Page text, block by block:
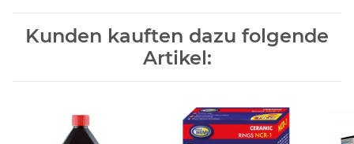
Kunden kauften dazu folgende
Artikel: